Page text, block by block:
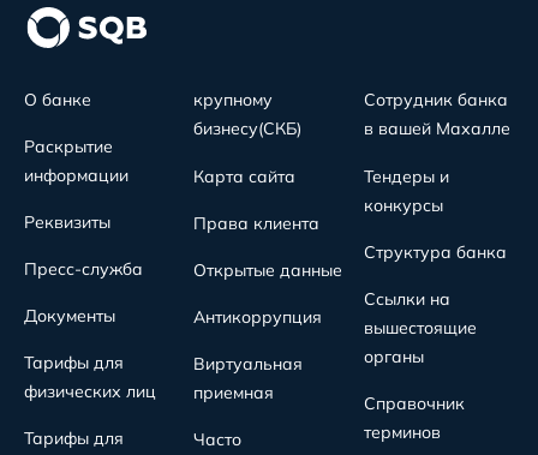
О банке
Раскрытие
информации
Реквизиты
Пресс-служба
Документы
Тарифы для
физических лиц
Тарифы для
крупному
бизнесу(СКБ)
Карта сайта
Права клиента
Открытые данные
Антикоррупция
Виртуальная
приемная
Часто
Сотрудник банка
в вашей Махалле
Тендеры и
конкурсы
Структура банка
Ссылки на
вышестоящие
органы
Справочник
терминов